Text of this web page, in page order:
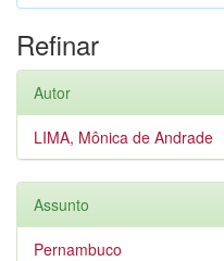
Refinar
Autor
LIMA, Mônica de Andrade
Assunto
Pernambuco